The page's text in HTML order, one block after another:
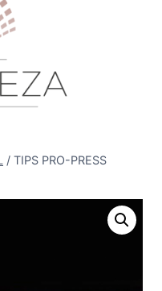
/ TIPS PRO-PRESS